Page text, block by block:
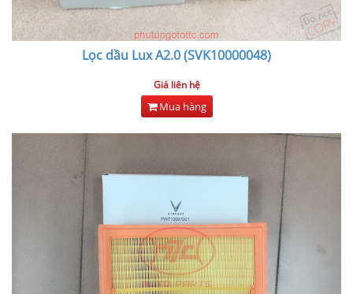
Lọc dầu Lux A2.0 (SVK10000048)
Giá liên hệ
Mua hàng